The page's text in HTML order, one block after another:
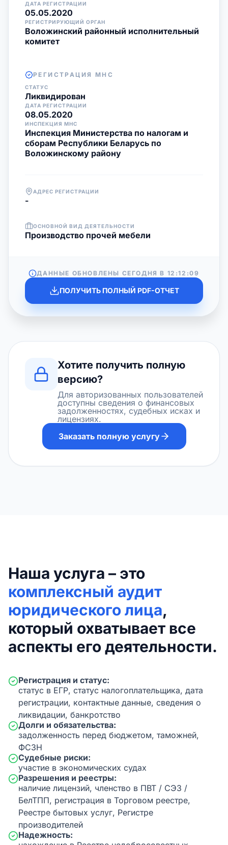
ДАТА РЕГИСТРАЦИИ
05.05.2020
РЕГИСТРИРУЮЩИЙ ОРГАН
Воложинский районный исполнительный
комитет
РЕГИСТРАЦИЯ МНС
СТАТУС
Ликвидирован
ДАТА РЕГИСТРАЦИИ
08.05.2020
ИНСПЕКЦИЯ МНС
Инспекция Министерства по налогам и
сборам Республики Беларусь по
Воложинскому району
АДРЕС РЕГИСТРАЦИИ
-
ОСНОВНОЙ ВИД ДЕЯТЕЛЬНОСТИ
Производство прочей мебели
ДАННЫЕ ОБНОВЛЕНЫ СЕГОДНЯ В 12:12:09
ПОЛУЧИТЬ ПОЛНЫЙ PDF-ОТЧЕТ
Хотите получить полную
версию?
Для авторизованных пользователей
доступны сведения о финансовых
задолженностях, судебных исках и
лицензиях.
Заказать полную услугу
Наша услуга – это
комплексный аудит
юридического лица,
который охватывает все
аспекты его деятельности.
Регистрация и статус:
статус в ЕГР, статус налогоплательщика, дата
регистрации, контактные данные, сведения о
ликвидации, банкротство
Долги и обязательства:
задолженность перед бюджетом, таможней,
ФСЗН
Судебные риски:
участие в экономических судах
Разрешения и реестры:
наличие лицензий, членство в ПВТ / СЭЗ /
БелТПП, регистрация в Торговом реестре,
Реестре бытовых услуг, Регистре
производителей
Надежность: